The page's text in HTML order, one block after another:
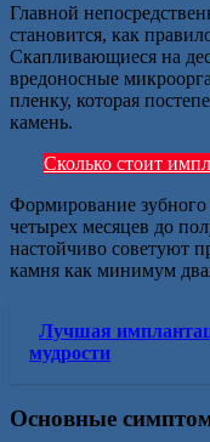
Главной
становится, как
Скапливающиеся на
вредоносные
пленку, которая
камень.
Сколько стоит
Формирование зубного
четырех месяцев до
настойчиво советуют
камня как минимум
Лучшая
мудрости
Основные